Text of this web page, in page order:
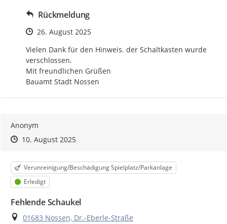
Rückmeldung
Zeitpunkt des Erstellens
26. August 2025
Vielen Dank für den Hinweis. der Schaltkasten wurde
verschlossen.
Mit freundlichen Grüßen
Bauamt Stadt Nossen
Anonym
Zeitpunkt des Erstellens
Zeitpunkt des Erstellens
10. August 2025Zur Äußerung
Kategorie
Verunreinigung/Beschädigung Spielplatz/Parkanlage
Status
Erledigt
Fehlende Schaukel
Ort
01683 Nossen, Dr.-Eberle-Straße